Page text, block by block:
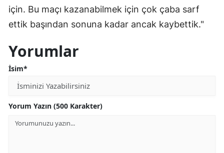
için. Bu maçı kazanabilmek için çok çaba sarf
ettik başından sonuna kadar ancak kaybettik."
Yorumlar
İsim*
Yorum Yazın (500 Karakter)